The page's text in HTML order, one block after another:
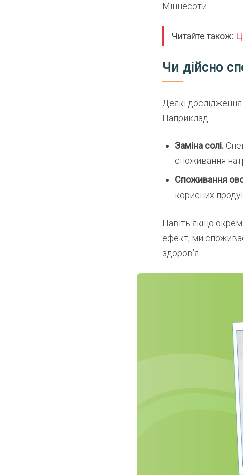
Міннесоти.
Читайте також:
Чи дійсно
Деякі
Наприклад:
Заміна солі.
споживання
Споживання
корисних
Навіть якщо
ефект, ми
здоров’я.